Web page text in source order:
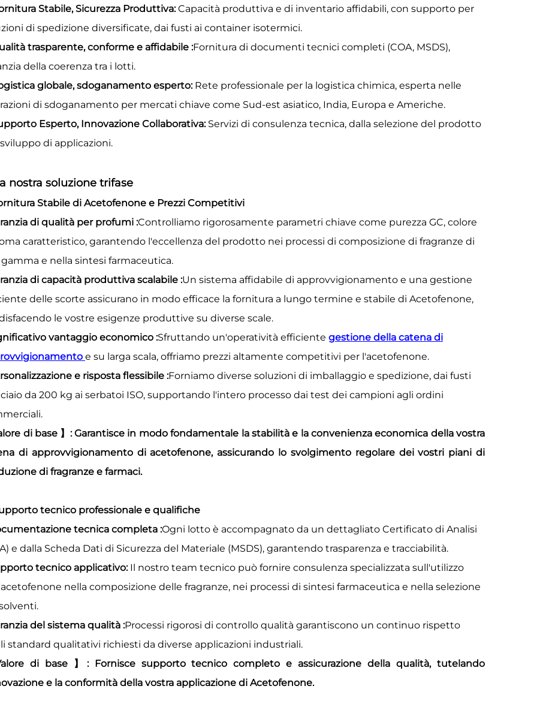
Stabile, Sicurezza Produttiva:Capacità produttiva e di inventario affidabili, con supporto per
di spedizione diversificate, dai fusti ai container isotermici.
trasparente, conforme e affidabile :Fornitura di documenti tecnici completi (COA, MSDS),
della coerenza tra i lotti.
globale, sdoganamento esperto: Rete professionale per la logistica chimica, esperta nelle
di sdoganamento per mercati chiave come Sud-est asiatico, India, Europa e Americhe.
Esperto, Innovazione Collaborativa: Servizi di consulenza tecnica, dalla selezione del prodotto
di applicazioni.
nostra soluzione trifase
Stabile di Acetofenone e Prezzi Competitivi
di qualità per profumi :Controlliamo rigorosamente parametri chiave come purezza GC, colore
caratteristico, garantendo l'eccellenza del prodotto nei processi di composizione di fragranze di
e nella sintesi farmaceutica.
di capacità produttiva scalabile :Un sistema affidabile di approvvigionamento e una gestione
delle scorte assicurano in modo efficace la fornitura a lungo termine e stabile di Acetofenone,
le vostre esigenze produttive su diverse scale.
vantaggio economico :Sfruttando un'operatività efficiente gestione della catena di
e su larga scala, offriamo prezzi altamente competitivi per l'acetofenone.
e risposta flessibile :Forniamo diverse soluzioni di imballaggio e spedizione, dai fusti
da 200 kg ai serbatoi ISO, supportando l'intero processo dai test dei campioni agli ordini
di base 】 : Garantisce in modo fondamentale la stabilità e la convenienza economica della vostra
di approvvigionamento di acetofenone, assicurando lo svolgimento regolare dei vostri piani di
di fragranze e farmaci.
tecnico professionale e qualifiche
tecnica completa :Ogni lotto è accompagnato da un dettagliato Certificato di Analisi
e dalla Scheda Dati di Sicurezza del Materiale (MSDS), garantendo trasparenza e tracciabilità.
tecnico applicativo: Il nostro team tecnico può fornire consulenza specializzata sull'utilizzo
nella composizione delle fragranze, nei processi di sintesi farmaceutica e nella selezione
del sistema qualità :Processi rigorosi di controllo qualità garantiscono un continuo rispetto
standard qualitativi richiesti da diverse applicazioni industriali.
di base
】 : Fornisce supporto tecnico completo e assicurazione della qualità, tutelando
e la conformità della vostra applicazione di Acetofenone.